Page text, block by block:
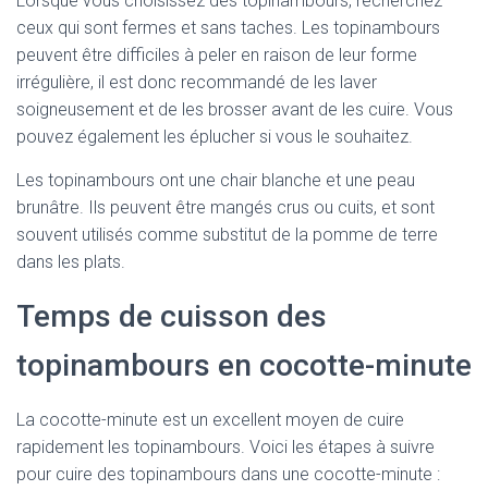
ceux qui sont fermes et sans taches. Les topinambours
peuvent être difficiles à peler en raison de leur forme
irrégulière, il est donc recommandé de les laver
soigneusement et de les brosser avant de les cuire. Vous
pouvez également les éplucher si vous le souhaitez.
Les topinambours ont une chair blanche et une peau
brunâtre. Ils peuvent être mangés crus ou cuits, et sont
souvent utilisés comme substitut de la pomme de terre
dans les plats.
Temps de cuisson des
topinambours en cocotte-minute
La cocotte-minute est un excellent moyen de cuire
rapidement les topinambours. Voici les étapes à suivre
pour cuire des topinambours dans une cocotte-minute :